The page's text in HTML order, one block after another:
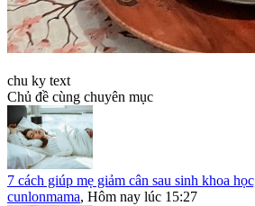
chu ky text
Chủ đề cùng chuyên mục
7 cách giúp mẹ giảm cân sau sinh khoa
cunlonmama, Hôm nay lúc 15:27